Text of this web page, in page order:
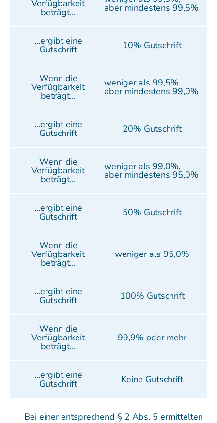
Verfügbarkeit
beträgt... aber mindestens 99,5%
...ergibt eine
Gutschrift 10% Gutschrift
Wenn die
Verfügbarkeit
beträgt...
weniger als 99,5%,
aber mindestens 99,0%
...ergibt eine
Gutschrift 20% Gutschrift
Wenn die
Verfügbarkeit
beträgt...
weniger als 99,0%,
aber mindestens 95,0%
...ergibt eine
Gutschrift 50% Gutschrift
Wenn die
Verfügbarkeit
beträgt...
weniger als 95,0%
...ergibt eine
Gutschrift 100% Gutschrift
Wenn die
Verfügbarkeit
beträgt...
99,9% oder mehr
...ergibt eine
Gutschrift Keine Gutschrift
Bei einer entsprechend § 2 Abs. 5 ermittelten